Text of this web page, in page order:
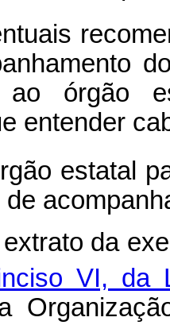
ao órgão
entender
estatal
da
VI, da